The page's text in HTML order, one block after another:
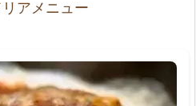
リアメニュー